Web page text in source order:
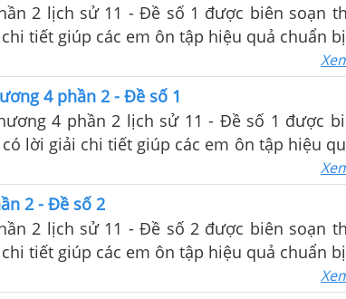
2 lịch sử 11 - Đề số 1 được biên soạn
tiết giúp các em ôn tập hiệu quả chuẩn
4 phần 2 - Đề số 1
4 phần 2 lịch sử 11 - Đề số 1 được
lời giải chi tiết giúp các em ôn tập hiệu
2 - Đề số 2
2 lịch sử 11 - Đề số 2 được biên soạn
tiết giúp các em ôn tập hiệu quả chuẩn